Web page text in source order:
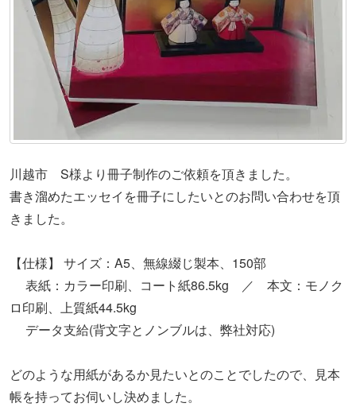
川越市 S様より冊子制作のご依頼を頂きました。
書き溜めたエッセイを冊子にしたいとのお問い合わせを頂
きました。
【仕様】 サイズ：A5、無線綴じ製本、150部
表紙：カラー印刷、コート紙86.5kg ／ 本文：モノク
ロ印刷、上質紙44.5kg
データ支給(背文字とノンブルは、弊社対応)
どのような用紙があるか見たいとのことでしたので、見本
帳を持ってお伺いし決めました。